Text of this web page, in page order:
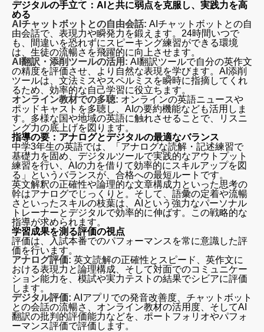
デジタルの手立て：AIと共に弱点を克服し、実践力を高
める
AIチャットボットとの自由会話: AIチャットボットとの自
由会話で、表現力や瞬発力を鍛えます。24時間いつで
も、間違いを恐れずにスピーキング練習ができる環境
は、生徒の流暢さを飛躍的に向上させます。
AI翻訳・添削ツールの活用: AI翻訳ツールで自分の英作文
の精度を評価させ、より自然な表現を学びます。AI添削
ツールは、文法ミスやスペルミスを瞬時に指摘してくれ
るため、効率的な自己学習に役立ちます。
オンライン教材での多聴: オンラインの英語ニュースや
ポッドキャストを多聴し、AIの要約機能なども活用しま
す。多様な国や地域の英語に触れさせることで、リスニ
ング力の底上げを図ります。
指導の要：アナログとデジタルの最適なバランス
中学3年生の英語では、「アナログな読解・記述練習で
基礎力を固め、デジタルツールで実践的なアウトプット
練習を行い、AIの力を借りて効率的にスキルアップを図
る」というバランスが、合格への最短ルートです。
英文解釈の正確性や論理的な文章構成力といった思考の
幹はアナログでじっくりと。そして、語彙の定着や流暢
さといったスキルの枝葉は、AIという強力なパーソナル
トレーナーとデジタルで効率的に伸ばす。この戦略的な
指導が求められます。
学習成果を測る評価の視点
評価は、入試本番でのパフォーマンスを常に意識した評
価を行います。
アナログ評価: 英文読解の正確性とスピード、英作文に
おける表現力と論理構成、そして対面でのコミュニケー
ション能力を、模試や実力テストの結果でシビアに評価
します。
デジタル評価: AIアプリでの発音改善度、チャットボット
との会話の流暢さ、オンライン教材の活用度、そしてAI
翻訳の批判的評価能力などを、ポートフォリオやパフォ
ーマンス評価で評価します。